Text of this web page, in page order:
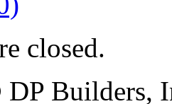
closed.
Builders,